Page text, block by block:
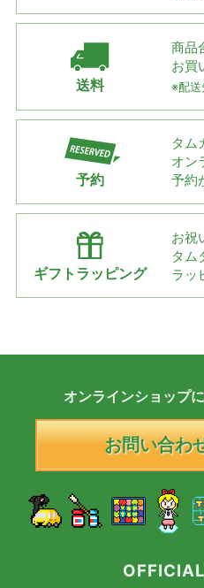
送料
商品
お買
※配送
予約
タム
オン
予約
ギフトラッピング
お祝
タム
ラッ
オンラインショップに
お問い合わ